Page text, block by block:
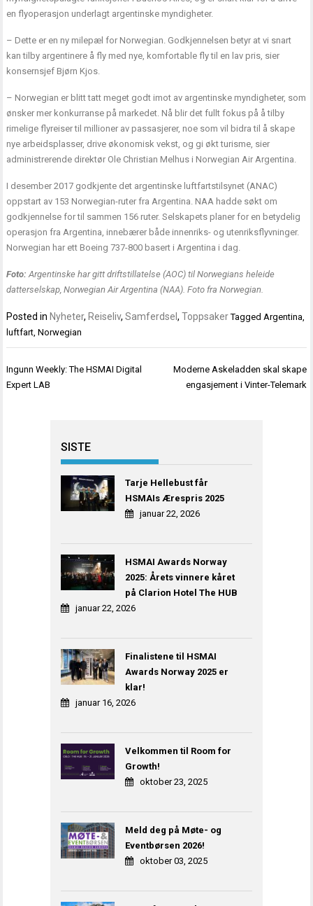
en flyoperasjon underlagt argentinske myndigheter.
– Dette er en ny milepæl for Norwegian. Godkjennelsen betyr at vi snart
kan tilby argentinere å fly med nye, komfortable fly til en lav pris, sier
konsernsjef Bjørn Kjos.
– Norwegian er blitt tatt meget godt imot av argentinske myndigheter, som
ønsker mer konkurranse på markedet. Nå blir det fullt fokus på å tilby
rimelige flyreiser til millioner av passasjerer, noe som vil bidra til å skape
nye arbeidsplasser, drive økonomisk vekst, og gi økt turisme, sier
administrerende direktør Ole Christian Melhus i Norwegian Air Argentina.
I desember 2017 godkjente det argentinske luftfartstilsynet (ANAC)
oppstart av 153 Norwegian-ruter fra Argentina. NAA hadde søkt om
godkjennelse for til sammen 156 ruter. Selskapets planer for en betydelig
operasjon fra Argentina, innebærer både innenriks- og utenriksflyvninger.
Norwegian har ett Boeing 737-800 basert i Argentina i dag.
Foto: Argentinske har gitt driftstillatelse (AOC) til Norwegians heleide
datterselskap, Norwegian Air Argentina (NAA). Foto fra Norwegian.
Posted in Nyheter, Reiseliv,Samferdsel,Toppsaker TaggedArgentina,
luftfart,Norwegian
Innleggsnavigasjon
Ingunn Weekly: The HSMAI Digital
Expert LAB
Moderne Askeladden skal skape
engasjement i Vinter-Telemark
SISTE
Tarje Hellebust får
HSMAIs Ærespris 2025
januar 22, 2026
HSMAI Awards Norway
2025: Årets vinnere kåret
på Clarion Hotel The HUB
januar 22, 2026
Finalistene til HSMAI
Awards Norway 2025 er
klar!
januar 16, 2026
Velkommen til Room for
Growth!
oktober 23, 2025
Meld deg på Møte- og
Eventbørsen 2026!
oktober 03, 2025